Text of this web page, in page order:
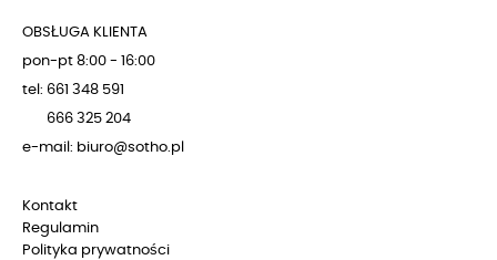
OBSŁUGA KLIENTA
pon-pt 8:00 - 16:00
tel: 661 348 591
666 325 204
e-mail: biuro@sotho.pl
Kontakt
Regulamin
Polityka prywatności